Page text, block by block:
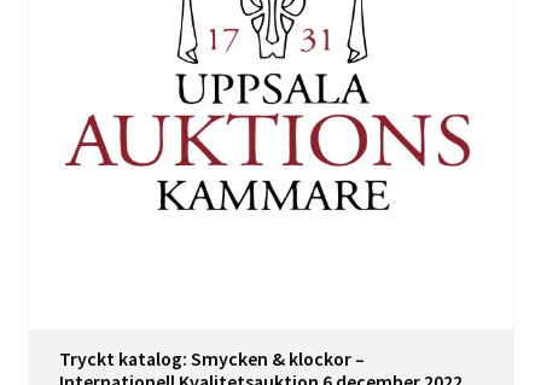
Tryckt katalog: Smycken & klockor –